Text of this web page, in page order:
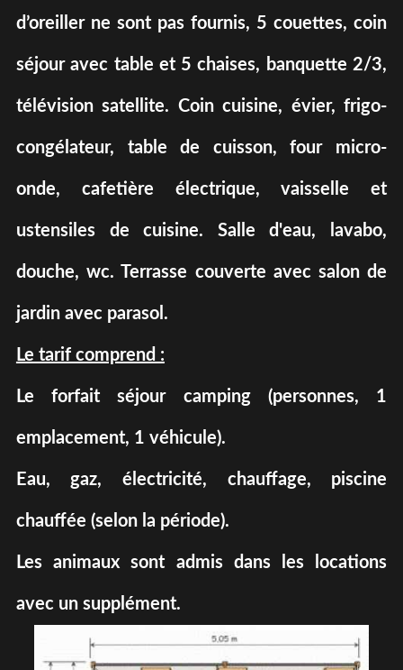
d’oreiller ne sont pas fournis, 5 couettes, coin
séjour avec table et 5 chaises, banquette 2/3,
télévision satellite. Coin cuisine, évier, frigo-
congélateur, table de cuisson, four micro-
onde, cafetière électrique, vaisselle et
ustensiles de cuisine. Salle d'eau, lavabo,
douche, wc. Terrasse couverte avec salon de
jardin avec parasol.
Le tarif comprend :
Le forfait séjour camping (personnes, 1
emplacement, 1 véhicule).
Eau, gaz, électricité, chauffage, piscine
chauffée (selon la période).
Les animaux sont admis dans les locations
avec un supplément.